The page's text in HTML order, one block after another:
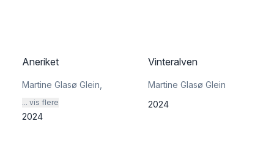
Aneriket
Martine Glasø Glein
... vis flere
2024
Vinteralven
Martine Glasø Glein
2024